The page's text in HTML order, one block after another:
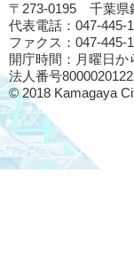
〒273-0195 千葉県
代表電話：047-445-
ファクス：047-445-
開庁時間：月曜日
法人番号
© 2018 Kamagaya